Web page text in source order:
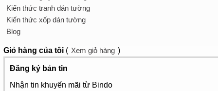
Kiến thức tranh dán tường
Kiến thức xốp dán tường
Blog
Giỏ hàng của tôi ( Xem giỏ hàng )
Đăng ký bản tin
Nhận tin khuyến mãi từ Bindo